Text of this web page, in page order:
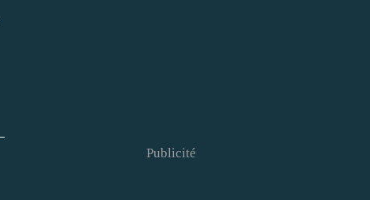
Publicité